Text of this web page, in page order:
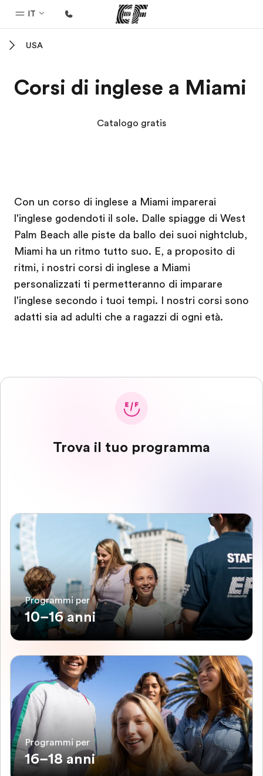
IT
Programmi
La nostra organizzazione
Carriera
Lavora con noi
USA
Corsi di inglese a Miami
Catalogo gratis
Con un corso di inglese a Miami imparerai
l'inglese godendoti il sole. Dalle spiagge di West
Palm Beach alle piste da ballo dei suoi nightclub,
Miami ha un ritmo tutto suo. E, a proposito di
ritmi, i nostri corsi di inglese a Miami
personalizzati ti permetteranno di imparare
l'inglese secondo i tuoi tempi. I nostri corsi sono
adatti sia ad adulti che a ragazzi di ogni età.
Trova il tuo programma
Programmi per
10–16 anni
Programmi per
16–18 anni